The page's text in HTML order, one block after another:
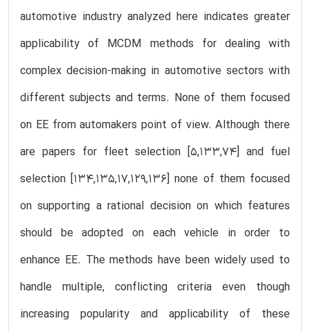
automotive industry analyzed here indicates greater
applicability of MCDM methods for dealing with
complex decision-making in automotive sectors with
different subjects and terms. None of them focused
on EE from automakers point of view. Although there
are papers for fleet selection [5,133,74] and fuel
selection [134,135,17,129,136] none of them focused
on supporting a rational decision on which features
should be adopted on each vehicle in order to
enhance EE. The methods have been widely used to
handle multiple, conflicting criteria even though
increasing popularity and applicability of these